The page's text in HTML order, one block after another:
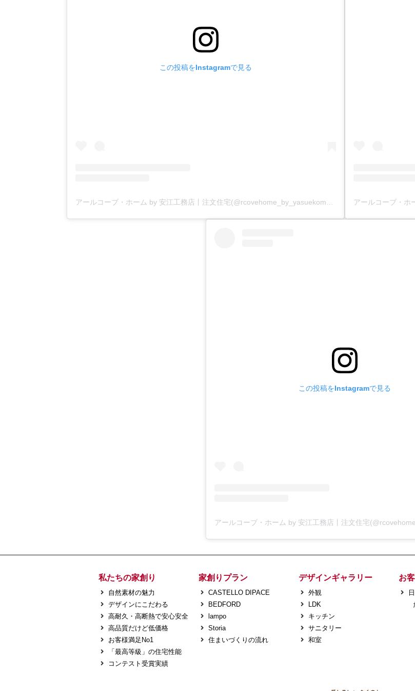
この投稿をInstagramで見る
この投稿をInstagramで見る
私たちの家創り
自然素材の魅力
デザインにこだわる
高耐久・高断熱で安心安全
高品質だけど低価格
お客様満足No1
「最高等級」の住宅性能
コンテスト受賞実績
家創りプラン
CASTELLO DIPACE
BEDFORD
lampo
Storia
住まいづくりの流れ
デザインギャラリー
外観
LDK
キッチン
サニタリー
和室
お